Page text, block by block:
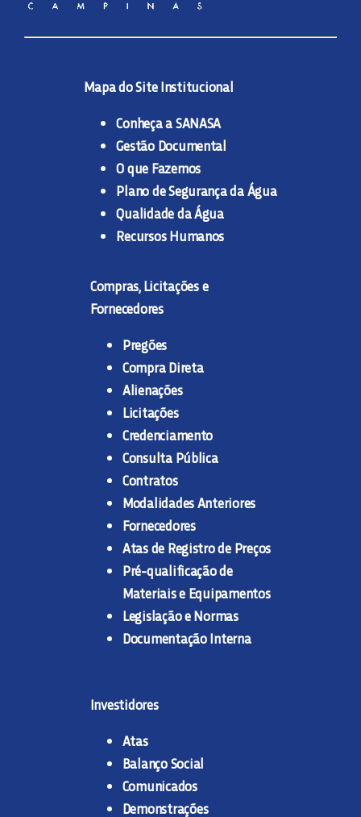
Mapa do Site Institucional
Conheça a SANASA
Gestão Documental
O que Fazemos
Plano de Segurança da Água
Qualidade da Água
Recursos Humanos
Compras, Licitações e
Fornecedores
Pregões
Compra Direta
Alienações
Licitações
Credenciamento
Consulta Pública
Contratos
Modalidades Anteriores
Fornecedores
Atas de Registro de Preços
Pré-qualificação de
Materiais e Equipamentos
Legislação e Normas
Documentação Interna
Investidores
Atas
Balanço Social
Comunicados
Demonstrações